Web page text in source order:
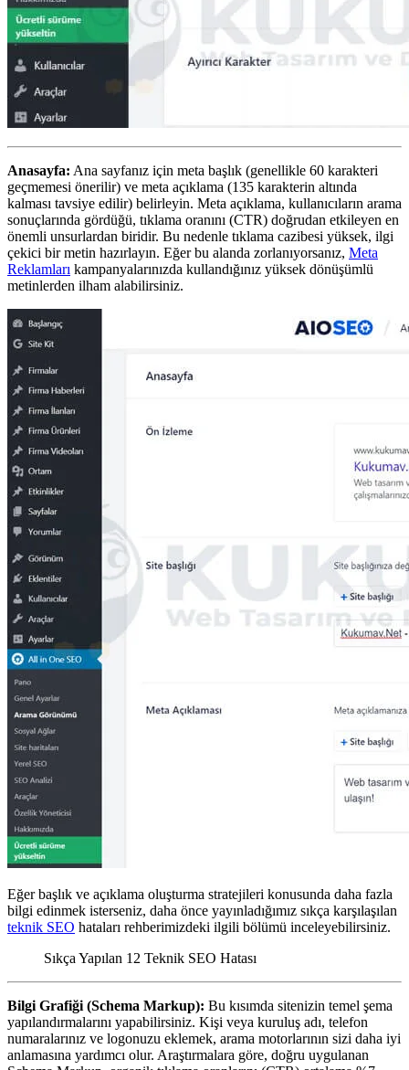
Anasayfa: Ana sayfanız için meta başlık (genellikle 60 karakteri
geçmemesi önerilir) ve meta açıklama (135 karakterin altında
kalması tavsiye edilir) belirleyin. Meta açıklama, kullanıcıların arama
sonuçlarında gördüğü, tıklama oranını (CTR) doğrudan etkileyen en
önemli unsurlardan biridir. Bu nedenle tıklama cazibesi yüksek, ilgi
çekici bir metin hazırlayın. Eğer bu alanda zorlanıyorsanız, Meta
Reklamları kampanyalarınızda kullandığınız yüksek dönüşümlü
metinlerden ilham alabilirsiniz.
Eğer başlık ve açıklama oluşturma stratejileri konusunda daha fazla
bilgi edinmek isterseniz, daha önce yayınladığımız sıkça karşılaşılan
teknik SEO hataları rehberimizdeki ilgili bölümü inceleyebilirsiniz.
Sıkça Yapılan 12 Teknik SEO Hatası
Bilgi Grafiği (Schema Markup): Bu kısımda sitenizin temel şema
yapılandırmalarını yapabilirsiniz. Kişi veya kuruluş adı, telefon
numaralarınız ve logonuzu eklemek, arama motorlarının sizi daha iyi
anlamasına yardımcı olur. Araştırmalara göre, doğru uygulanan